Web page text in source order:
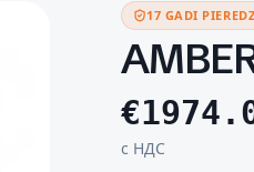
17 GADI
€
с НДС